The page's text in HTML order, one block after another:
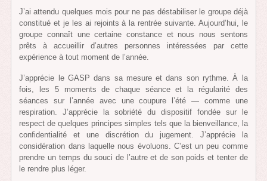
J’ai attendu quelques mois pour ne pas déstabiliser le groupe déjà
constitué et je les ai rejoints à la rentrée suivante. Aujourd’hui, le
groupe connaît une certaine constance et nous nous sentons
prêts à accueillir d’autres personnes intéressées par cette
expérience à tout moment de l’année.
J’apprécie le GASP dans sa mesure et dans son rythme. À la
fois, les 5 moments de chaque séance et la régularité des
séances sur l’année avec une coupure l’été — comme une
respiration. J’apprécie la sobriété du dispositif fondée sur le
respect de quelques principes simples tels que la bienveillance, la
confidentialité et une discrétion du jugement. J’apprécie la
considération dans laquelle nous évoluons. C’est un peu comme
prendre un temps du souci de l’autre et de son poids et tenter de
le rendre plus léger.